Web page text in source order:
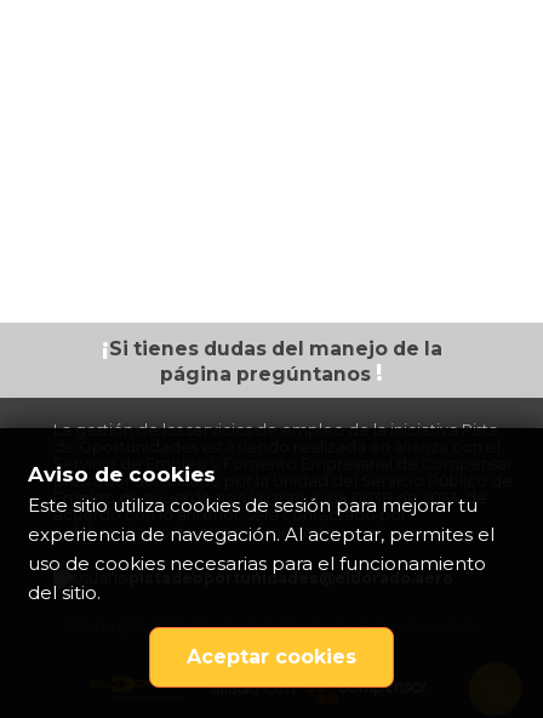
¡Si tienes dudasdel manejo de la
página pregúntanos !
La gestión de los servicios de empleo de la iniciativa Pista
Servicio de Empleo y Fomento Empresarial de Compensar
prestador autorizado por la Unidad del Servicio Público de
Empleo de acuerdo con la resolución 0038 de 2023, de
acuerdo con lo anterior, será contactado por
colaboradores de esta organización.
pistadeoportunidades@eldorado.
©Copyright 2026 Opain S.A Todos los derechos reservados
aliado con
Aviso de cookies
Este sitio utiliza cookies de sesión para mejorar tu
experiencia de navegación. Al aceptar, permites el
uso de cookies necesarias para el funcionamiento
del sitio.
Aceptar cookies